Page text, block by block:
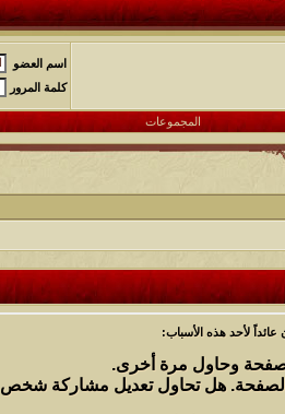
اسم العضو
كلمة المرور
المجموعات
لأحد هذه الأسباب:
وحاول مرة أخرى.
الصفحة. هل تحاول تعديل مشاركة شخص